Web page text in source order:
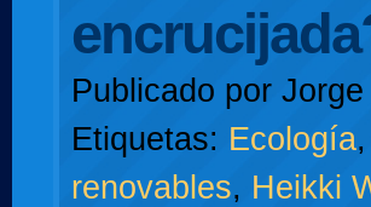
Publicado por
Etiquetas: Ecología,
renovables, Heikki